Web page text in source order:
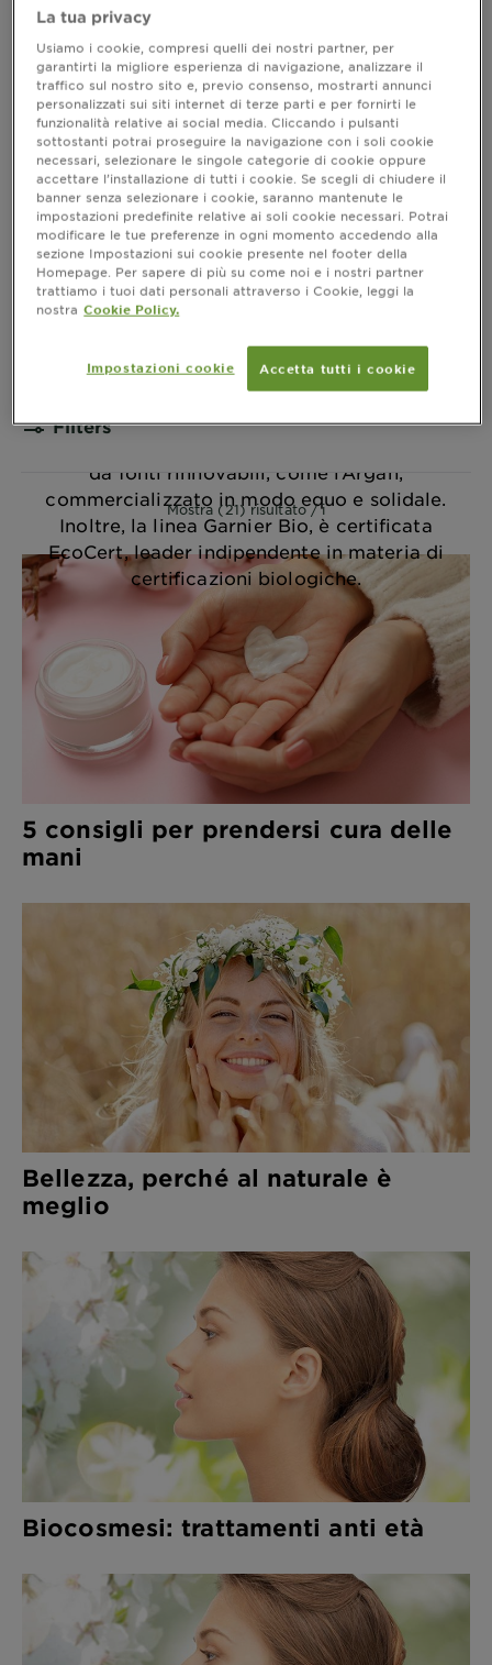
fatte nel pieno rispetto del pianeta. Con un
solo obiettivo: offrire formule efficaci, che
funzionano ma biologiche. Gli ingredienti
come la Lavanda, l’Argan e il Lemongrass,
provengono infatti da coltivazioni biologiche
eco-sostenibili ed eco-compatibili, orientate
a tutelare il mondo in cui viviamo. Una linea
di biocosmesi fatta di creme idratanti,
detergenti e oli biologici e privi di sostanze
chimiche o sintetiche. Cosmetici di origine
vegetale 100% vegan, che rispettano gli
equilibri e il pH delle pelli anche più sensibili
ad alta tollerabilità. Prodotti che hanno come
obiettivo la tutela della salute della persona
e allo stesso tempo il rispetto per l’ambiente,
promuovendo ove possibile materiali delle
da fonti rinnovabili, come l’Argan,
commercializzato in modo equo e solidale.
Inoltre, la linea Garnier Bio, è certificata
EcoCert, leader indipendente in materia di
certificazioni biologiche.
Filters
Mostra (21) risultato / i
5 consigli per prendersi cura delle
mani
Bellezza, perché al naturale è
meglio
Biocosmesi: trattamenti anti età
La tua privacy
Usiamo i cookie, compresi quelli dei nostri partner, per
garantirti la migliore esperienza di navigazione, analizzare il
traffico sul nostro sito e, previo consenso, mostrarti annunci
personalizzati sui siti internet di terze parti e per fornirti le
funzionalità relative ai social media. Cliccando i pulsanti
sottostanti potrai proseguire la navigazione con i soli cookie
necessari, selezionare le singole categorie di cookie oppure
accettare l’installazione di tutti i cookie. Se scegli di chiudere il
banner senza selezionare i cookie, saranno mantenute le
impostazioni predefinite relative ai soli cookie necessari. Potrai
modificare le tue preferenze in ogni momento accedendo alla
sezione Impostazioni sui cookie presente nel footer della
Homepage. Per sapere di più su come noi e i nostri partner
trattiamo i tuoi dati personali attraverso i Cookie, leggi la
nostra Cookie Policy.
Impostazioni cookie Accetta tutti i cookie